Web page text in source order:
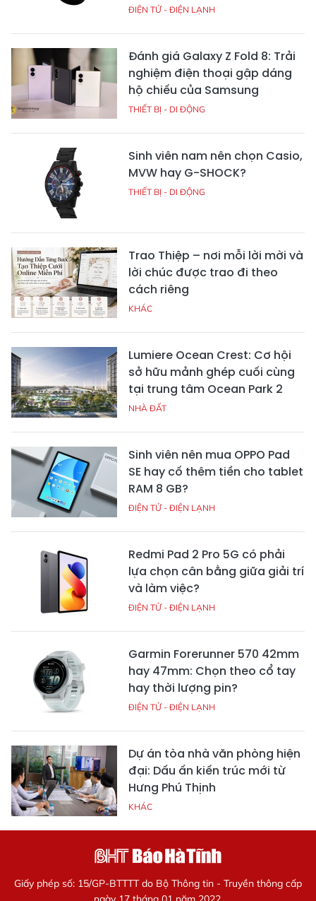
ĐIỆN TỬ - ĐIỆN LẠNH
Đánh giá Galaxy Z Fold 8: Trải
nghiệm điện thoại gập dáng
hộ chiếu của Samsung
THIẾT BỊ - DI ĐỘNG
Sinh viên nam nên chọn Casio,
MVW hay G-SHOCK?
THIẾT BỊ - DI ĐỘNG
Trao Thiệp – nơi mỗi lời mời và
lời chúc được trao đi theo
cách riêng
KHÁC
Lumiere Ocean Crest: Cơ hội
sở hữu mảnh ghép cuối cùng
tại trung tâm Ocean Park 2
NHÀ ĐẤT
Sinh viên nên mua OPPO Pad
SE hay cố thêm tiền cho tablet
RAM 8 GB?
ĐIỆN TỬ - ĐIỆN LẠNH
Redmi Pad 2 Pro 5G có phải
lựa chọn cân bằng giữa giải trí
và làm việc?
ĐIỆN TỬ - ĐIỆN LẠNH
Garmin Forerunner 570 42mm
hay 47mm: Chọn theo cổ tay
hay thời lượng pin?
ĐIỆN TỬ - ĐIỆN LẠNH
Dự án tòa nhà văn phòng hiện
đại: Dấu ấn kiến trúc mới từ
Hưng Phú Thịnh
KHÁC
Giấy phép số: 15/GP-BTTTT do Bộ Thông tin - Truyền thông cấp